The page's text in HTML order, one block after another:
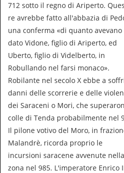
712 sotto il regno di Ariperto.
re avrebbe fatto all'abbazia di
una conferma «di quanto avevano
dato Vidone, figlio di Ariperto, ed
Uberto, figlio di Videlberto, in
Robullando nel farsi monaco».
Robilante nel secolo X ebbe a
danni delle scorrerie e delle
dei Saraceni o Mori, che
colle di Tenda probabilmente nel
Il pilone votivo del Moro, in
Malandrè, ricorda proprio le
incursioni saracene avvenute nella
zona nel 985. L'imperatore Enrico